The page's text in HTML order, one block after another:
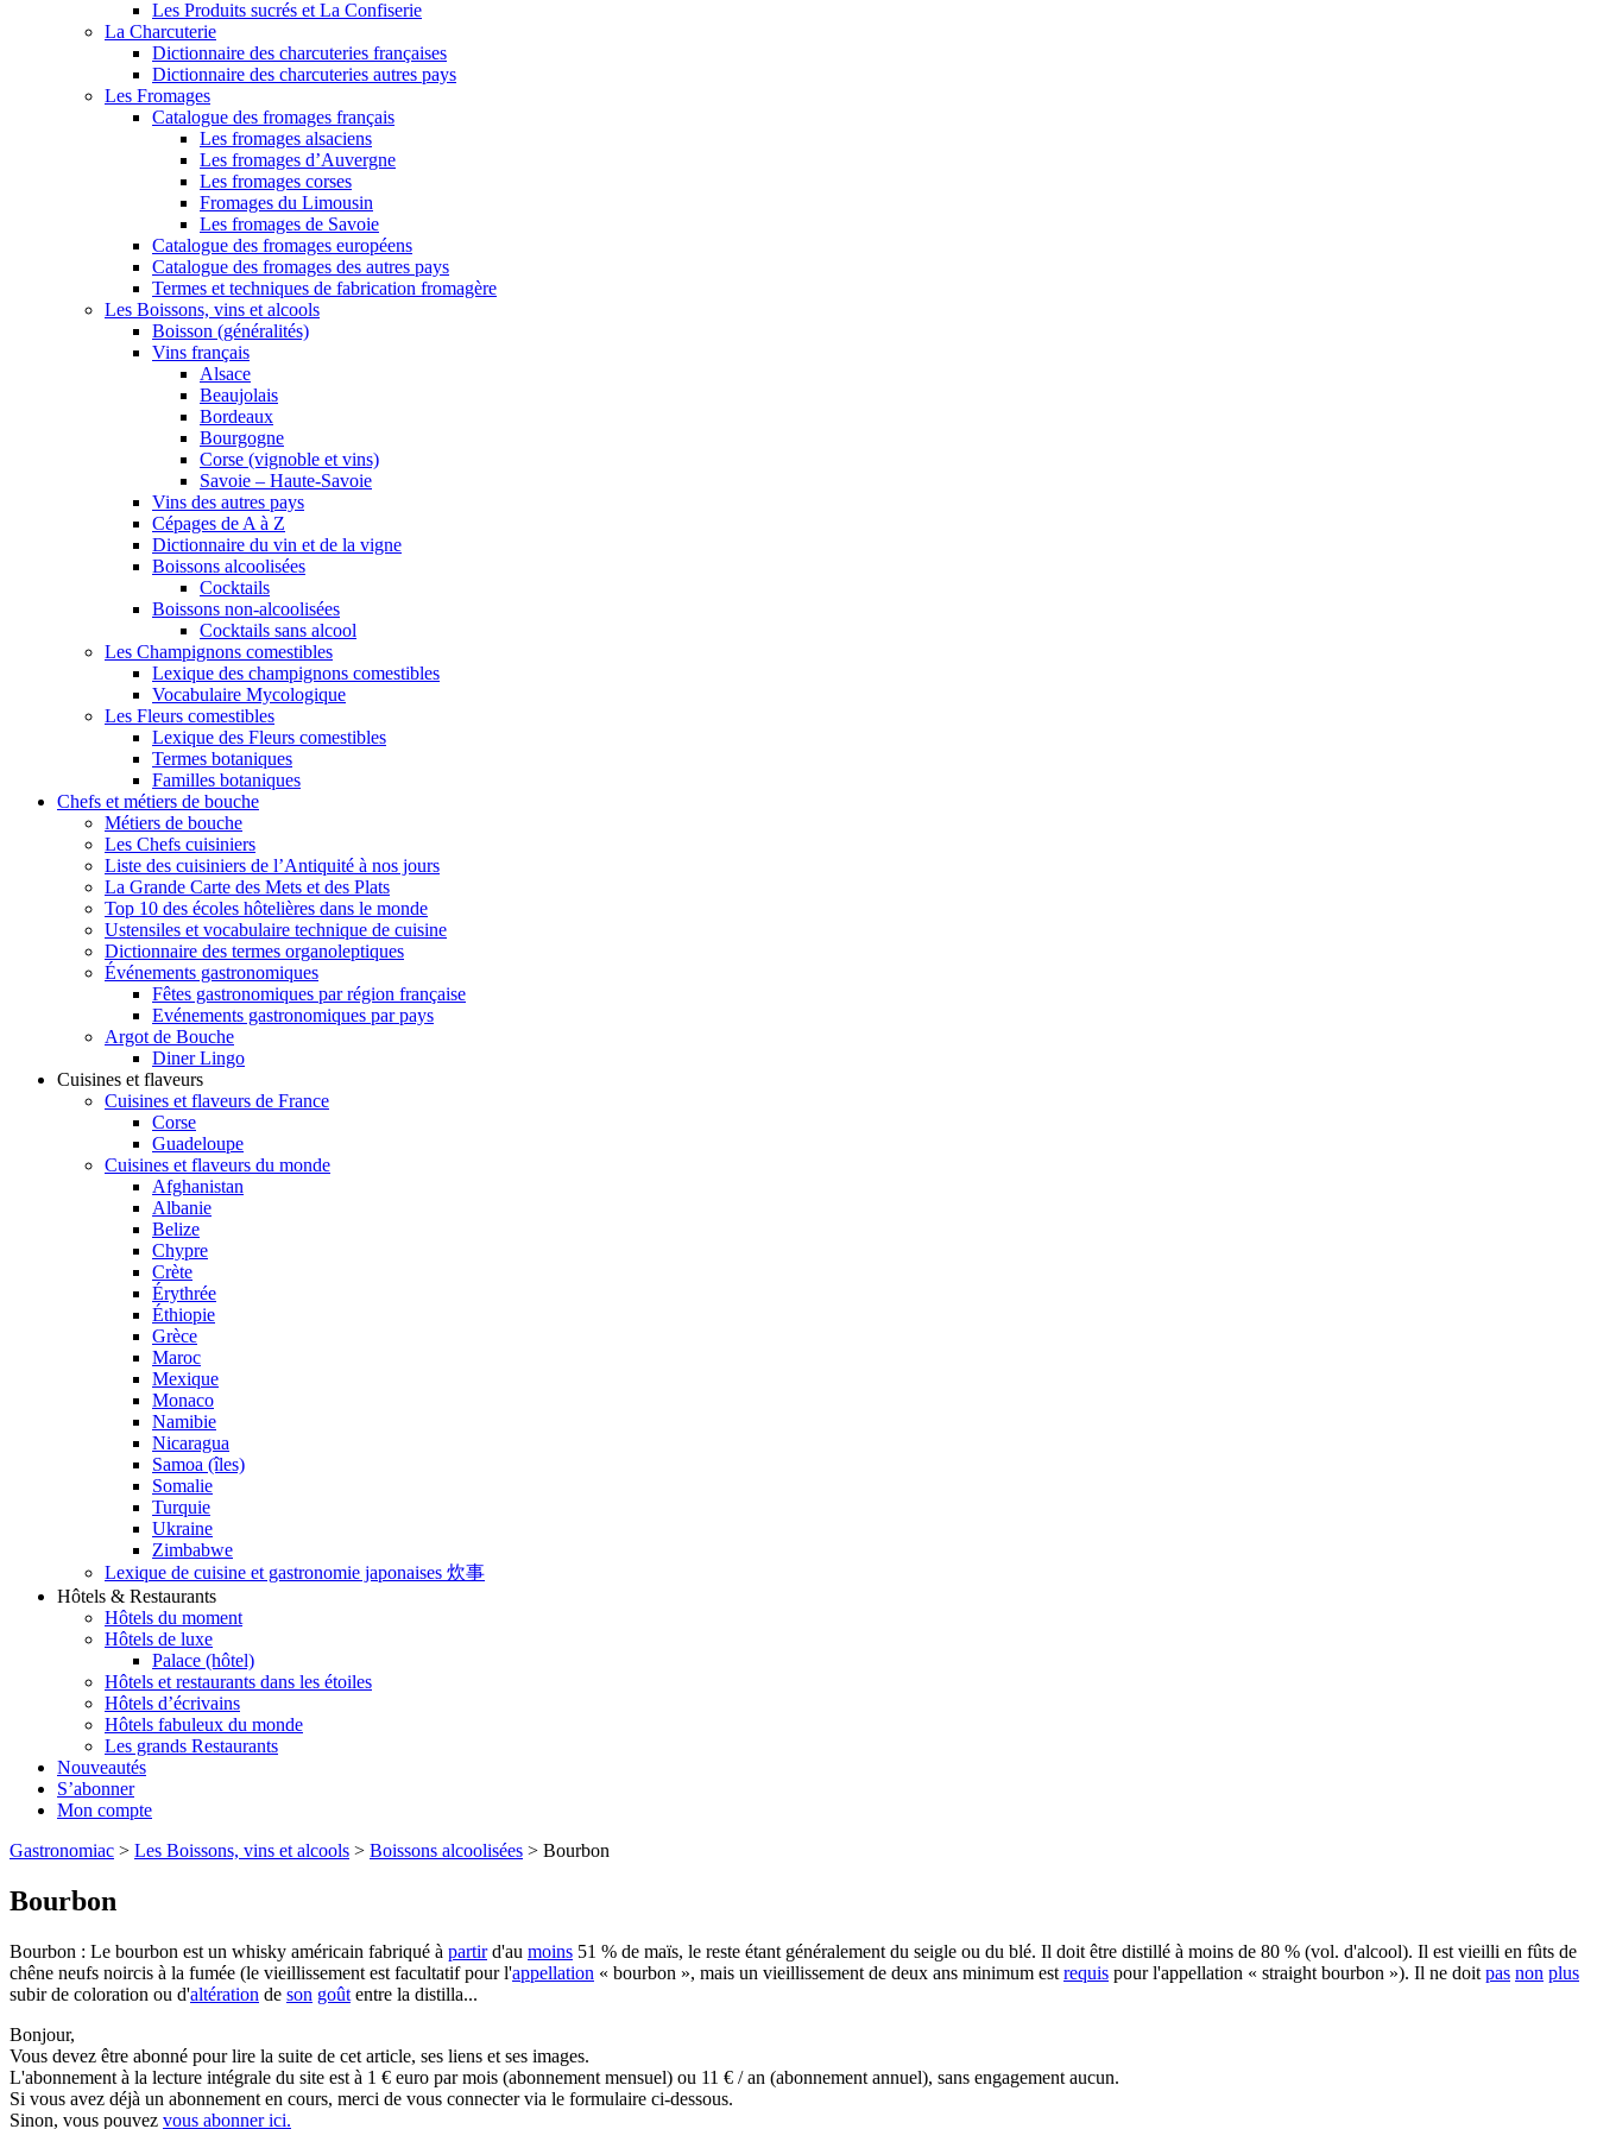
Les Produits sucrés et La Confiserie
La Charcuterie
Dictionnaire des charcuteries françaises
Dictionnaire des charcuteries autres pays
Les Fromages
Catalogue des fromages français
Les fromages alsaciens
Les fromages d’Auvergne
Les fromages corses
Fromages du Limousin
Les fromages de Savoie
Catalogue des fromages européens
Catalogue des fromages des autres pays
Termes et techniques de fabrication fromagère
Les Boissons, vins et alcools
Boisson (généralités)
Vins français
Alsace
Beaujolais
Bordeaux
Bourgogne
Corse (vignoble et vins)
Savoie – Haute-Savoie
Vins des autres pays
Cépages de A à Z
Dictionnaire du vin et de la vigne
Boissons alcoolisées
Cocktails
Boissons non-alcoolisées
Cocktails sans alcool
Les Champignons comestibles
Lexique des champignons comestibles
Vocabulaire Mycologique
Les Fleurs comestibles
Lexique des Fleurs comestibles
Termes botaniques
Familles botaniques
Chefs et métiers de bouche
Métiers de bouche
Les Chefs cuisiniers
Liste des cuisiniers de l’Antiquité à nos jours
La Grande Carte des Mets et des Plats
Top 10 des écoles hôtelières dans le monde
Ustensiles et vocabulaire technique de cuisine
Dictionnaire des termes organoleptiques
Événements gastronomiques
Fêtes gastronomiques par région française
Evénements gastronomiques par pays
Argot de Bouche
Diner Lingo
Cuisines et flaveurs
Cuisines et flaveurs de France
Corse
Guadeloupe
Cuisines et flaveurs du monde
Afghanistan
Albanie
Belize
Chypre
Crète
Érythrée
Éthiopie
Grèce
Maroc
Mexique
Monaco
Namibie
Nicaragua
Samoa (îles)
Somalie
Turquie
Ukraine
Zimbabwe
Lexique de cuisine et gastronomie japonaises 炊事
Hôtels & Restaurants
Hôtels du moment
Hôtels de luxe
Palace (hôtel)
Hôtels et restaurants dans les étoiles
Hôtels d’écrivains
Hôtels fabuleux du monde
Les grands Restaurants
Nouveautés
S’abonner
Mon compte
Gastronomiac > Les Boissons, vins et alcools > Boissons alcoolisées > Bourbon
Bourbon
Bourbon : Le bourbon est un whisky américain fabriqué à partird'au moins 51 % de maïs, le reste étant généralement du seigle ou du blé. Il doit être distillé à moins de 80 % (vol. d'alcool). Il est vieilli en fûts de
chêne neufs noircis à la fumée (le vieillissement est facultatif pour l'appellation « bourbon », mais un vieillissement de deux ans minimum est requis pour l'appellation « straight bourbon »). Il ne doit pas non plus
subir de coloration ou d'altération de son goût entre la distilla...
Bonjour,
Vous devez être abonné pour lire la suite de cet article, ses liens et ses images.
L'abonnement à la lecture intégrale du site est à 1 € euro par mois (abonnement mensuel) ou 11 € / an (abonnement annuel), sans engagement aucun.
Si vous avez déjà un abonnement en cours, merci de vous connecter via le formulaire ci-dessous.
Sinon, vous pouvez vous abonner ici.